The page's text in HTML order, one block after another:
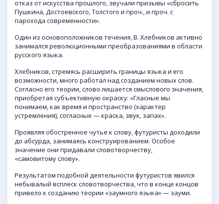
отказ от искусства прошлого, звучали призывы «сбросить
Пушкина, Достоевского, Толстого и проч., и проч. с
парохода современности».
Один из основоположников течения, В. Хлебников активно
занимался революционными преобразованиями в области
русского языка.
Хлебников, стремясь расширить границы языка и его
возможности, много работал над созданием новых слов.
Согласно его теории, слово лишается смыслового значения,
приобретая субъективную окраску: «Гласные мы
понимаем, как время и пространство (характер
устремления), согласные — краска, звук, запах».
Проявляя обостренное чутье к слову, футуристы доходили
до абсурда, занимаясь конструированием. Особое
значение они придавали словотворчеству,
«самовитому слову».
Результатом подобной деятельности футуристов явился
небывалый всплеск словотворчества, что в конце концов
привело к созданию теории «заумного языка» — зауми.